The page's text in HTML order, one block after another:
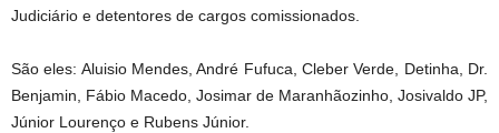
Judiciário e detentores de cargos comissionados.
São eles: Aluisio Mendes, André Fufuca, Cleber Verde, Detinha, Dr.
Benjamin, Fábio Macedo, Josimar de Maranhãozinho, Josivaldo JP,
Júnior Lourenço e Rubens Júnior.